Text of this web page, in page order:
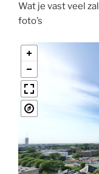
Wat je vast veel
foto’s